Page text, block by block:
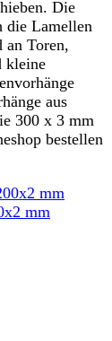
Die
die Lamellen
an Toren,
kleine
aus
300 x 3 mm
bestellen
mm